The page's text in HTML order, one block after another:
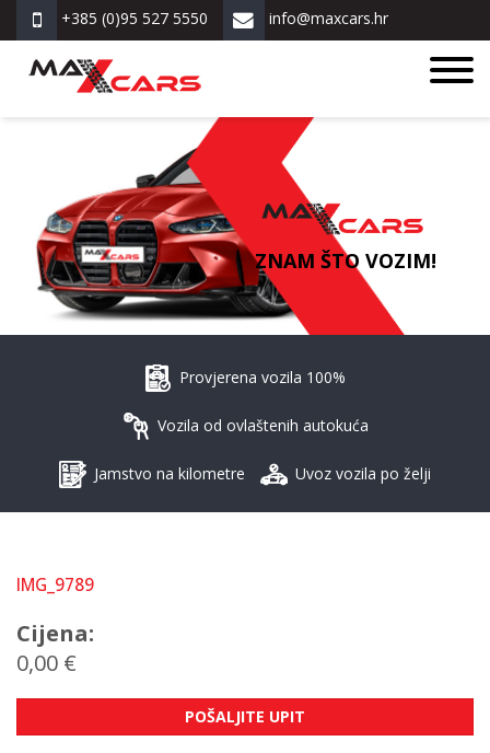
+385 (0)95 527 5550 info@maxcars.hr
ZNAM ŠTO VOZIM!
Provjerena vozila 100%
Vozila od ovlaštenih autokuća
Jamstvo na kilometre Uvoz vozila po želji
IMG_9789
Cijena:
0,00 €
POŠALJITE UPIT